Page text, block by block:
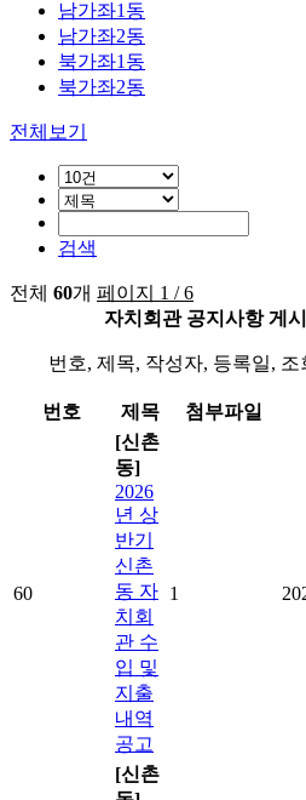
남가좌1동
남가좌2동
북가좌1동
북가좌2동
전체보기
검색
전체 60개 페이지 1 / 6
자치회관 공지사항 게
번호, 제목, 작성자, 등록일,
번호 제목 첨부파일
60
[신촌
동]
2026
년 상
반기
신촌
동 자
치회
관 수
입 및
지출
내역
공고
1
[신촌